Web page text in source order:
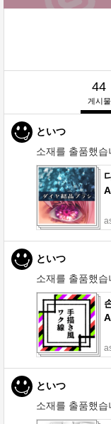
44
게시물
といつ
소재를 출품했습
といつ
소재를 출품했습
といつ
소재를 출품했습